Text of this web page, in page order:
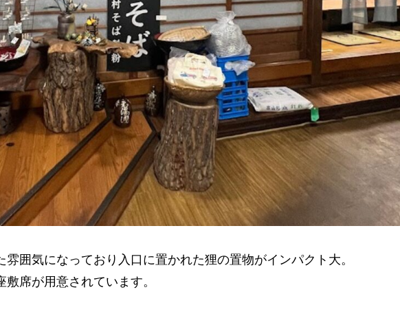
囲気になっており入口に置かれた狸の置物がインパクト大。
席が用意されています。